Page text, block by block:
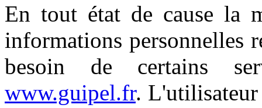
En tout état de cause la
informations personnelles
besoin de certains
www.guipel.fr.